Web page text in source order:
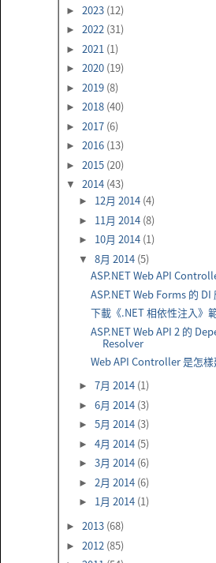
► 2023 (12)
► 2022 (31)
► 2021 (1)
► 2020 (19)
► 2019 (8)
► 2018 (40)
► 2017 (6)
► 2016 (13)
► 2015 (20)
▼ 2014 (43)
► 12月 2014 (4)
► 11月 2014 (8)
► 10月 2014 (1)
▼ 8月 2014 (5)
ASP.NET Web API
ASP.NET Web Forms 的 DI
下載《.NET 相依性注入》
ASP.NET Web API 2 的
Resolver
Web API Controller 是怎樣
► 7月 2014 (1)
► 6月 2014 (3)
► 5月 2014 (3)
► 4月 2014 (5)
► 3月 2014 (6)
► 2月 2014 (6)
► 1月 2014 (1)
► 2013 (68)
► 2012 (85)